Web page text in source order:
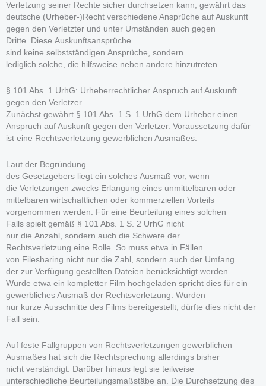
Verletzung seiner Rechte sicher durchsetzen kann, gewährt das
deutsche (Urheber-)Recht verschiedene Ansprüche auf Auskunft
gegen den Verletzter und unter Umständen auch gegen
Dritte. Diese Auskunftsansprüche
sind keine selbstständigen Ansprüche, sondern
lediglich solche, die hilfsweise neben andere hinzutreten.
§ 101 Abs. 1 UrhG: Urheberrechtlicher Anspruch auf Auskunft
gegen den Verletzer
Zunächst gewährt § 101 Abs. 1 S. 1 UrhG dem Urheber einen
Anspruch auf Auskunft gegen den Verletzer. Voraussetzung dafür
ist eine Rechtsverletzung gewerblichen Ausmaßes.
Laut der Begründung
des Gesetzgebers liegt ein solches Ausmaß vor, wenn
die Verletzungen zwecks Erlangung eines unmittelbaren oder
mittelbaren wirtschaftlichen oder kommerziellen Vorteils
vorgenommen werden. Für eine Beurteilung eines solchen
Falls spielt gemäß § 101 Abs. 1 S. 2 UrhG nicht
nur die Anzahl, sondern auch die Schwere der
Rechtsverletzung eine Rolle. So muss etwa in Fällen
von Filesharing nicht nur die Zahl, sondern auch der Umfang
der zur Verfügung gestellten Dateien berücksichtigt werden.
Wurde etwa ein kompletter Film hochgeladen spricht dies für ein
gewerbliches Ausmaß der Rechtsverletzung. Wurden
nur kurze Ausschnitte des Films bereitgestellt, dürfte dies nicht der
Fall sein.
Auf feste Fallgruppen von Rechtsverletzungen gewerblichen
Ausmaßes hat sich die Rechtsprechung allerdings bisher
nicht verständigt. Darüber hinaus legt sie teilweise
unterschiedliche Beurteilungsmaßstäbe an. Die Durchsetzung des